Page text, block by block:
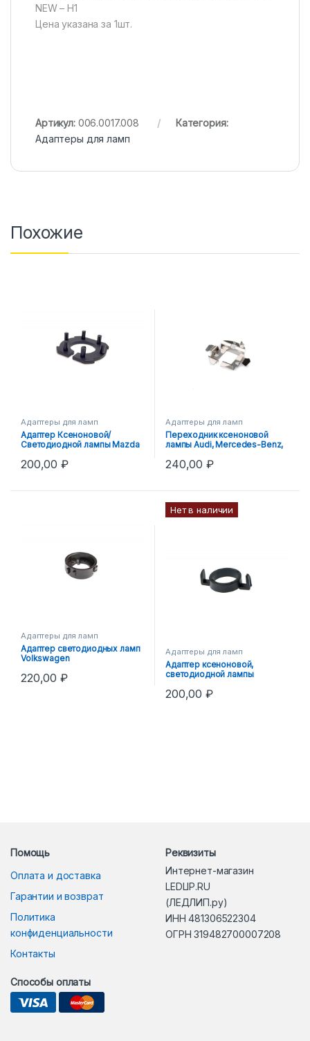
NEW – H1
Цена указана за 1шт.
Артикул: 006.0017.008
Категория:
Адаптеры для ламп
Похожие
Адаптеры для ламп
Адаптер Ксеноновой/
Светодиодной лампы Mazda
под H7
200,00₽
Адаптеры для ламп
Переходник ксеноновой
лампы Audi, Mercedes-Benz,
240,00₽
Адаптеры для ламп
Адаптер светодиодных ламп
Volkswagen
220,00₽
Нет в наличии
Адаптеры для ламп
Адаптер ксеноновой,
светодиодной лампы
200,00₽
Помощь
Оплата и доставка
Гарантии и возврат
Политика
конфиденциальности
Контакты
Реквизиты
Интернет-магазин
LEDLIP.RU
(ЛЕДЛИП.ру)
ИНН 481306522304
ОГРН 319482700007208
Способы оплаты